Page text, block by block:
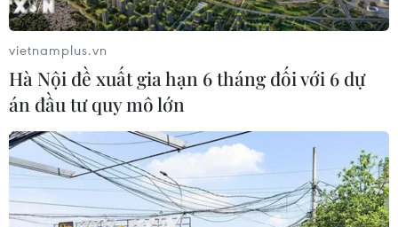
Xem thêm
CƠ QUAN CHỦ QUẢN: THÔNG TẤN XÃ VIỆT NAM
Tổng Biên tập: TRẦN TIẾN DUẨN
Phó Tổng Biên tập: NGUYỄN THỊ TÁM, KHÚC THANH
vietnamplus.vn
Hà Nội đề xuất gia hạn 6 tháng đối với 6 dự
án đầu tư quy mô lớn